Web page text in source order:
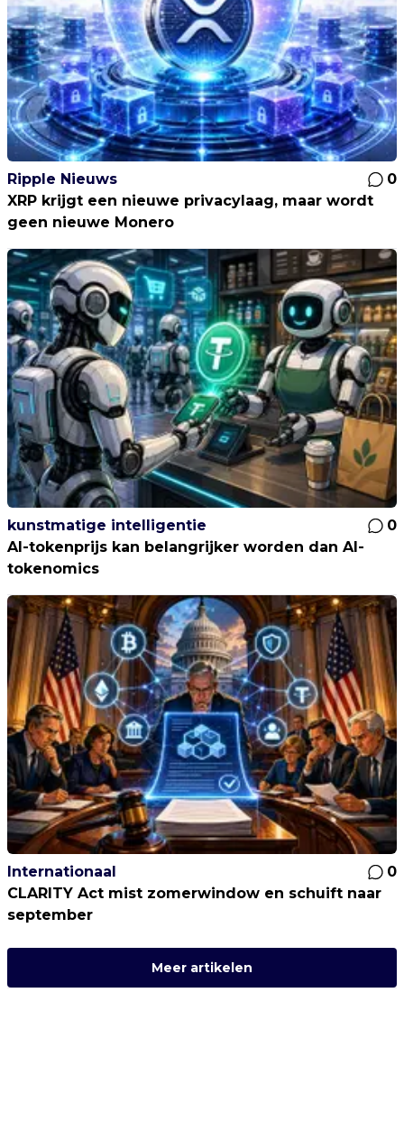
Ripple Nieuws
0
XRP krijgt een nieuwe privacylaag, maar wordt
geen nieuwe Monero
kunstmatige intelligentie
0
AI-tokenprijs kan belangrijker worden dan AI-
tokenomics
Internationaal
0
CLARITY Act mist zomerwindow en schuift naar
september
Meer artikelen